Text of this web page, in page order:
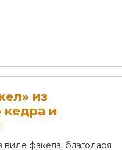
из
кедра и
факела, благодаря